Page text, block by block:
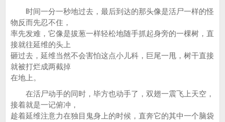
时间一分一秒地过去，最后到达的那头像是活尸一样的怪
物反而先忍不住，
率先发难，它像是拔葱一样轻松地随手抓起身旁的一棵树，直
接就往延维的头上
砸过去，延维当然不会害怕这点小儿科，巨尾一甩，树干直接
就被打烂成两截掉
在地上。
在活尸动手的同时，毕方也动手了，双翅一震飞上天空，
接着就是一记俯冲，
趁着延维注意力在独目鬼身上的时候，直奔它的其中一个脑袋